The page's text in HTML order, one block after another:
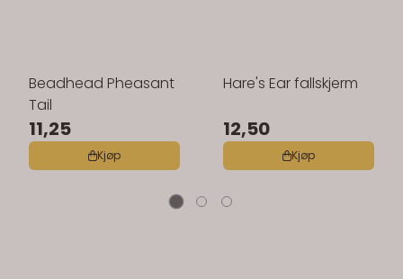
Beadhead Pheasant
Tail
11,25
Kjøp
Hare's Ear fallskjerm
12,50
Kjøp